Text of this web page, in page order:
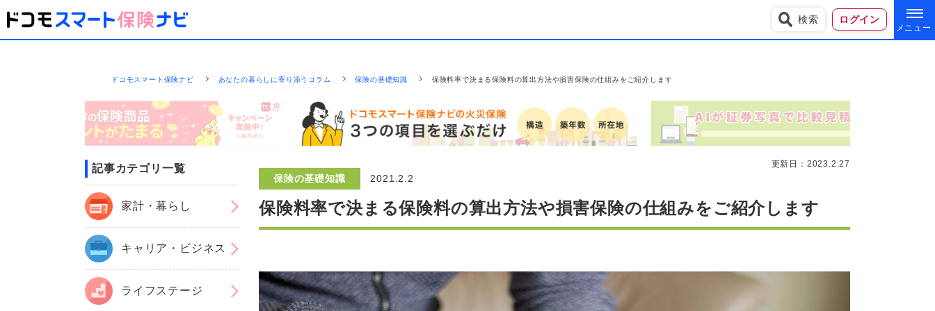
検索 ログイン
ドコモスマート保険ナビ あなたの暮らしに寄り添うコラム 保険の基礎知識 保険料率で決まる保険料の算出方法や損害保険の仕組みをご紹介します
記事カテゴリ一覧
家計・暮らし
キャリア・ビジネス
ライフステージ
更新日： 2023.2.27
保険の基礎知識 2021.2.2
保険料率で決まる保険料の算出方法や損害保険の仕組みをご紹介します